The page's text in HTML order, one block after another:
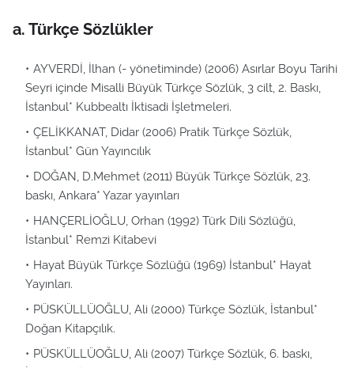
a. Türkçe Sözlükler
AYVERDİ, İlhan (- yönetiminde) (2006) Asırlar Boyu Tarihi
Seyri içinde Misalli Büyük Türkçe Sözlük, 3 cilt, 2. Baskı,
İstanbul* Kubbealtı İktisadi İşletmeleri.
ÇELİKKANAT, Didar (2006) Pratik Türkçe Sözlük,
İstanbul* Gün Yayıncılık
DOĞAN, D.Mehmet (2011) Büyük Türkçe Sözlük, 23.
baskı, Ankara* Yazar yayınları
HANÇERLİOĞLU, Orhan (1992) Türk Dili Sözlüğü,
İstanbul* Remzi Kitabevi
Hayat Büyük Türkçe Sözlüğü (1969) İstanbul* Hayat
Yayınları.
PÜSKÜLLÜOĞLU, Ali (2000) Türkçe Sözlük, İstanbul*
Doğan Kitapçılık.
PÜSKÜLLÜOĞLU, Ali (2007) Türkçe Sözlük, 6. baskı,